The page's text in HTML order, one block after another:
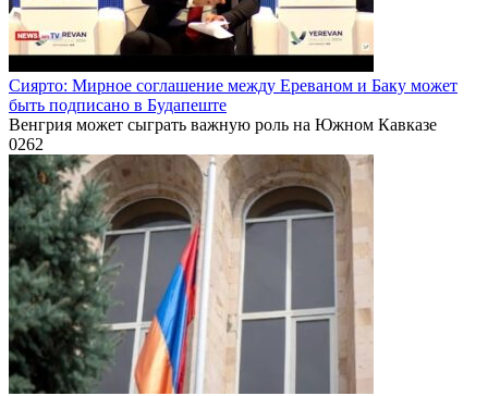
Сиярто: Мирное соглашение между Ереваном и Баку может
быть подписано в Будапеште
Венгрия может сыграть важную роль на Южном Кавказе
0262